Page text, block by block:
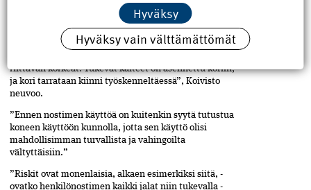
Turvallisuusvaatimuksiin kuuluu kaikkien käytettä­vien­
nostolaitteiden ja -apuvälineiden tarkastukset ­sekä
jokaisen laitteen nostokyvyn varmistaminen.
riittävän korkeat. Tukevat kaiteet on asennettu koriin,­
ja kori tarrataan kiinni työskenneltäessä”, Koivisto
neuvoo.
”Ennen nostimen käyttöä on kuitenkin syytä tutustua
koneen käyttöön kunnolla, jotta sen käyttö ­olisi
mahdollisimman turvallista ja vahingoilta
vältyttäisiin.”
”Riskit ovat monenlaisia, alkaen esimerkiksi siitä,­ ­
ovatko henkilönostimen kaikki jalat niin tukevalla ­
Hyväksy
Hyväksy vain välttämättömät